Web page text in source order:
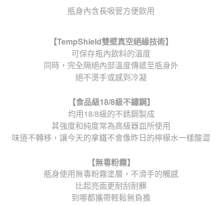
瓶身內含長吸管方便飲用
【TempShield雙壁真空絕緣技術】
可保存瓶內飲料的溫度
同時，完全隔絕內部溫度傳遞至瓶身外
絕不燙手或感到冷凝
【食品級18/8級不鏽鋼】
均用18/8級的不銹鋼製成
其強度和純度常為高級器皿所使用
味道不轉移，讓今天的拿鐵不會像昨日的檸檬水一樣酸澀
【無毒粉霧】
瓶身使用無毒粉霧塗層，不滑手的觸感
比起亮面更耐刮耐髒
到哪都攜帶輕鬆無負擔